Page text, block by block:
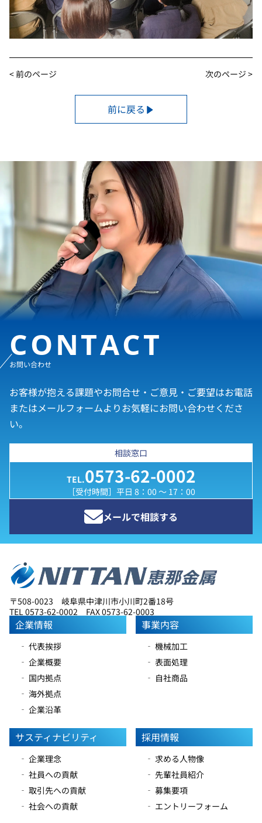
< 前のページ 次のページ >
前に戻る
CONTACT
お問い合わせ
お客様が抱える課題やお問合せ・ご意見・ご要望はお電話
またはメールフォームよりお気軽にお問い合わせくださ
い。
相談窓口
TEL.0573-62-0002
［受付時間］平日 8：00 ～ 17：00
メールで相談する
〒508-0023 岐阜県中津川市小川町2番18号
TEL 0573-62-0002 FAX 0573-62-0003
企業情報
‐ 代表挨拶
‐ 企業概要
‐ 国内拠点
‐ 海外拠点
‐ 企業沿革
事業内容
‐ 機械加工
‐ 表面処理
‐ 自社商品
サスティナビリティ
‐ 企業理念
‐ 社員への貢献
‐ 取引先への貢献
‐ 社会への貢献
採用情報
‐ 求める人物像
‐ 先輩社員紹介
‐ 募集要項
‐ エントリーフォーム